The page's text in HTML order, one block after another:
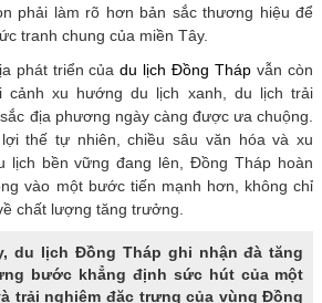
phải làm rõ hơn bản sắc thương hiệu để
tranh chung của miền Tây.
phát triển củadu lịch Đồng Tháp vẫn còn
cảnh xu hướng du lịch xanh, du lịch trải
địa phương ngày càng được ưa chuộng.
thế tự nhiên, chiều sâu văn hóa và xu
lịch bền vững đang lên, Đồng Tháp hoàn
vào một bước tiến mạnh hơn, không chỉ
chất lượng tăng trưởng.
du lịch Đồng Tháp ghi nhận đà tăng
bước khẳng định sức hút của một
trải nghiệm đặc trưng của vùng Đồng